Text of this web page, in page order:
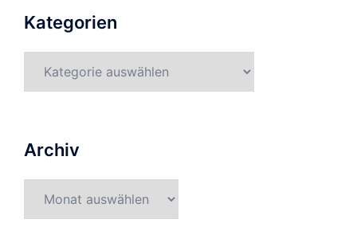
Kategorien
Archiv